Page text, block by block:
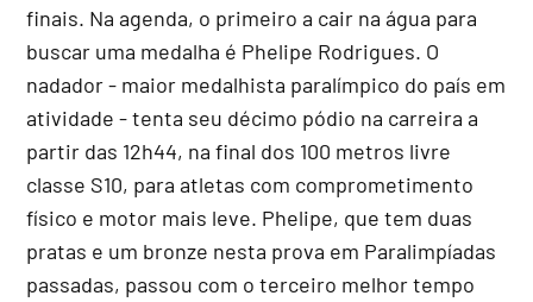
finais. Na agenda, o primeiro a cair na água para
buscar uma medalha é Phelipe Rodrigues. O
nadador - maior medalhista paralímpico do país em
atividade - tenta seu décimo pódio na carreira a
partir das 12h44, na final dos 100 metros livre
classe S10, para atletas com comprometimento
físico e motor mais leve. Phelipe, que tem duas
pratas e um bronze nesta prova em Paralimpíadas
passadas, passou com o terceiro melhor tempo